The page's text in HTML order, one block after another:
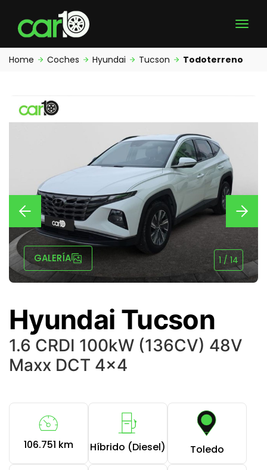
Home Coches Hyundai Tucson Todoterreno
GALERÍA 1 / 14
Hyundai Tucson
1.6 CRDI 100kW (136CV) 48V
Maxx DCT 4x4
106.751 km Híbrido (Diesel) Toledo